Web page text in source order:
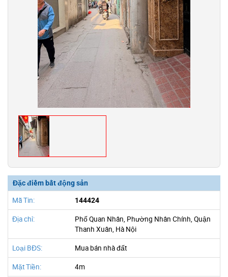
Đặc điểm bất động sản
Mã Tin: 144424
Địa chỉ:
Phố Quan Nhân, Phường Nhân Chính, Quận
Thanh Xuân, Hà Nội
Loại BĐS: Mua bán nhà đất
Mặt Tiền: 4m